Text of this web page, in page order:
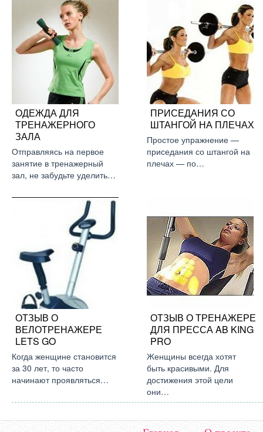
ОДЕЖДА ДЛЯ
ТРЕНАЖЕРНОГО
ЗАЛА
Отправляясь на первое
занятие в тренажерный
зал, не забудьте уделить…
ПРИСЕДАНИЯ СО
ШТАНГОЙ НА ПЛЕЧАХ
Простое упражнение —
приседания со штангой на
плечах — по…
ОТЗЫВ О
ВЕЛОТРЕНАЖЕРЕ
LETS GO
Когда женщине становится
за 30 лет, то часто
начинают проявляться…
ОТЗЫВ О ТРЕНАЖЕРЕ
ДЛЯ ПРЕССА AB KING
PRO
Женщины всегда хотят
быть красивыми. Для
достижения этой цели
они…